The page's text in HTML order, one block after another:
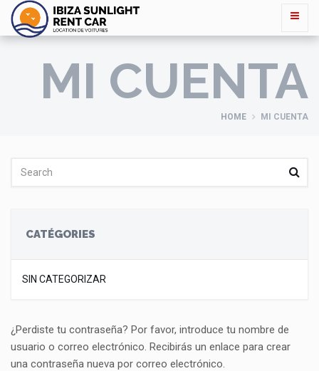
MI CUENTA
HOME MI CUENTA
CATÉGORIES
SIN CATEGORIZAR
¿Perdiste tu contraseña? Por favor, introduce tu nombre de
usuario o correo electrónico. Recibirás un enlace para crear
una contraseña nueva por correo electrónico.